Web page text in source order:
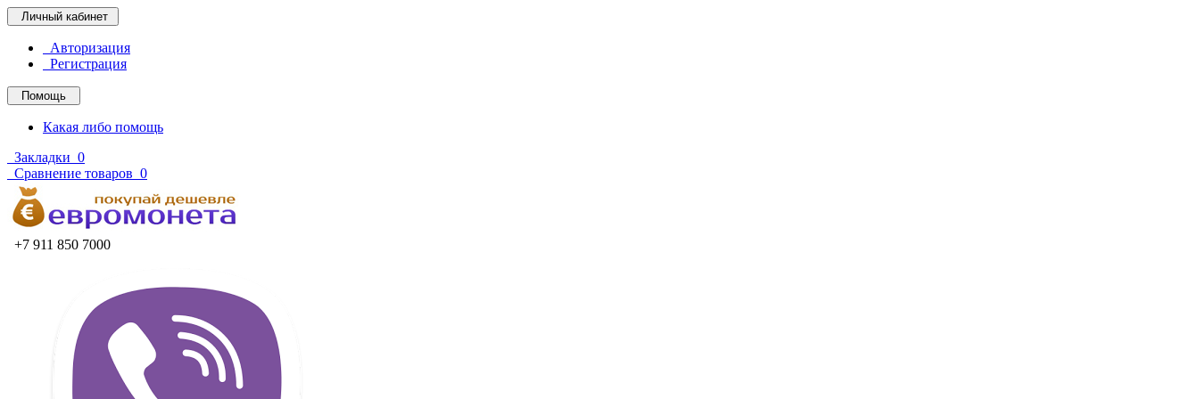
Личный кабинет
Авторизация
Регистрация
Помощь
Какая либо помощь
Закладки 0
Сравнение товаров 0
+7 911 850 7000